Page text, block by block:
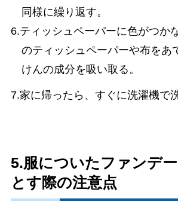
同様に繰り返す。
6.ティッシュペーパーに色がつか
のティッシュペーパーや布をあ
けんの成分を吸い取る。
7.家に帰ったら、すぐに洗濯機で
5.服についたファンデ
とす際の注意点